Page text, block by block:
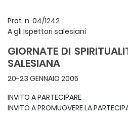
Prot. n. 04/1242
A gli Ispettori salesiani
GIORNATE DI
SALESIANA
20-23 GENNAIO 2005
INVITO A PARTECIPARE
INVITO A PROMUOVERE LA